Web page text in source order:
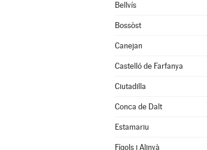
Bellvís
Bossòst
Canejan
Castelló de Farfanya
Ciutadilla
Conca de Dalt
Estamariu
Fígols i Alinyà